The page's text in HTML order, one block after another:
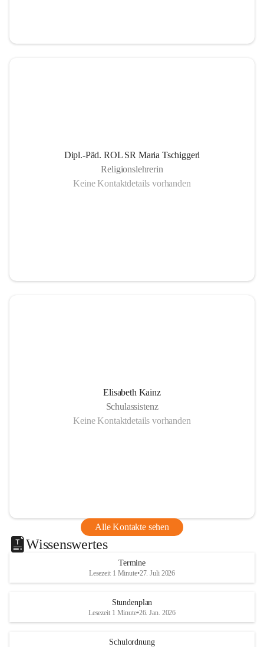
Dipl.-Päd. ROL SR Maria Tschiggerl
Religionslehrerin
Keine Kontaktdetails vorhanden
Elisabeth Kainz
Schulassistenz
Keine Kontaktdetails vorhanden
Alle Kontakte sehen
Wissenswertes
Termine
Lesezeit 1 Minute•27. Juli 2026
Stundenplan
Lesezeit 1 Minute•26. Jan. 2026
Schulordnung